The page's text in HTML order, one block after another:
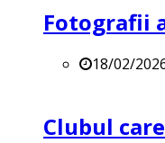
Fotografii
18/02/
Clubul